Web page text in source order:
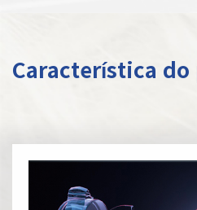
Característica